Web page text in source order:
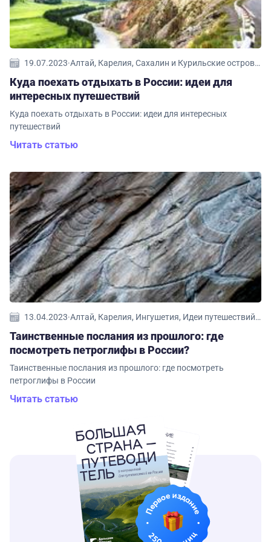
19.07.2023· Алтай, Карелия, Сахалин и Курильские острова, Адыгея, Камчатка, Байкал, Северная Осетия, Дагестан, Ингушетия, Идеи путешествий, Кавказ, Кабардино-Балкария, Калининградская область, Золотое кольцо, Кольский полуостров, Бурятия, Ставропольский край, Татарстан, Мурманская область
Куда поехать отдыхать в России: идеи для
интересных путешествий
Куда поехать отдыхать в России: идеи для интересных
путешествий
Читать статью
13.04.2023· Алтай, Карелия, Ингушетия, Идеи путешествий, Якутия, Кольский полуостров, Башкирия, Сибирь, Хакасия, Мурманская область
Таинственные послания из прошлого: где
посмотреть петроглифы в России?
Таинственные послания из прошлого: где посмотреть
петроглифы в России
Читать статью